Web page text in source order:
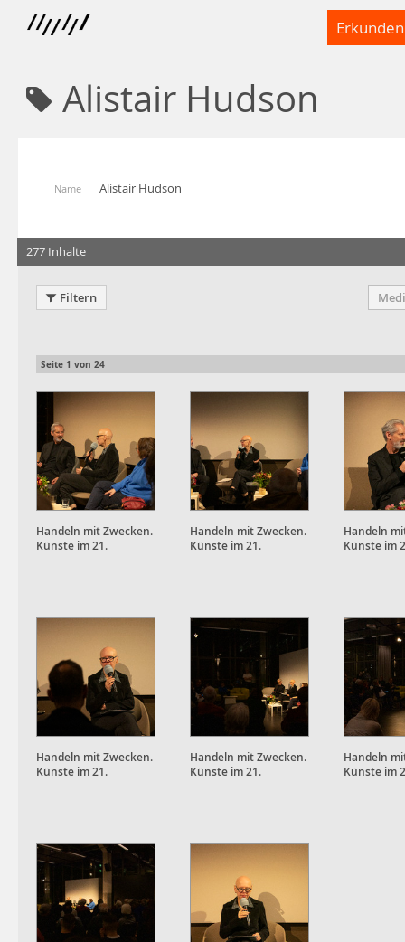
Erkunden
Alistair Hudson
Name Alistair Hudson
277 Inhalte
Filtern
Seite 1 von 24
Handeln mit Zwecken.
Künste im 21.
Handeln mit Zwecken.
Künste im 21.
Handeln
Künste im
Handeln mit Zwecken.
Künste im 21.
Handeln mit Zwecken.
Künste im 21.
Handeln
Künste im